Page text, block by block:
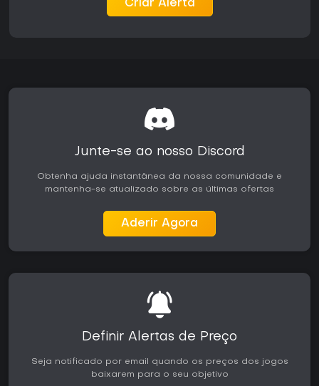
principal interessante para quem volta a jogar.
Criar Alerta
Junte-se ao nosso Discord
Obtenha ajuda instantânea da nossa comunidade e
mantenha-se atualizado sobre as últimas ofertas
Aderir Agora
Definir Alertas de Preço
Seja notificado por email quando os preços dos jogos
baixarem para o seu objetivo